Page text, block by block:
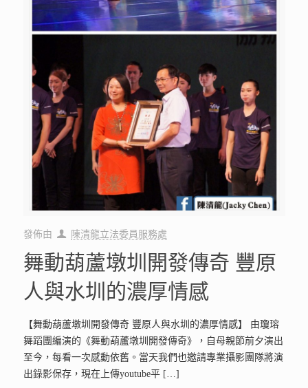
發佈由 陳清龍立法委員服務處
舞動葫蘆墩圳開發傳奇 豐原
人與水圳的濃厚情感
【舞動葫蘆墩圳開發傳奇 豐原人與水圳的濃厚情感】 由瓊瑢
舞蹈團編演的《舞動葫蘆墩圳開發傳奇》，自母親節前夕演出
至今，每看一次感動依舊。當天我們也邀請專業攝影團隊將演
出錄影保存，現在上傳youtube平[…]